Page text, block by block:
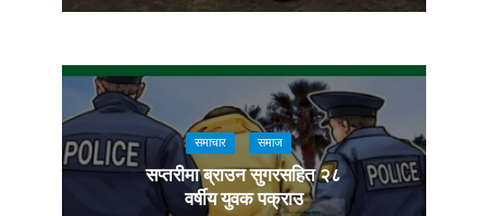
समाचार समाज
सप्तरीमा ब्राउन सुगरसहित २८
वर्षीय युवक पक्राउ